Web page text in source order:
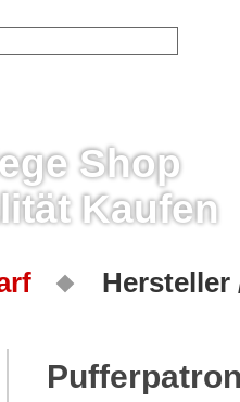
Shop
Kaufen
Hersteller